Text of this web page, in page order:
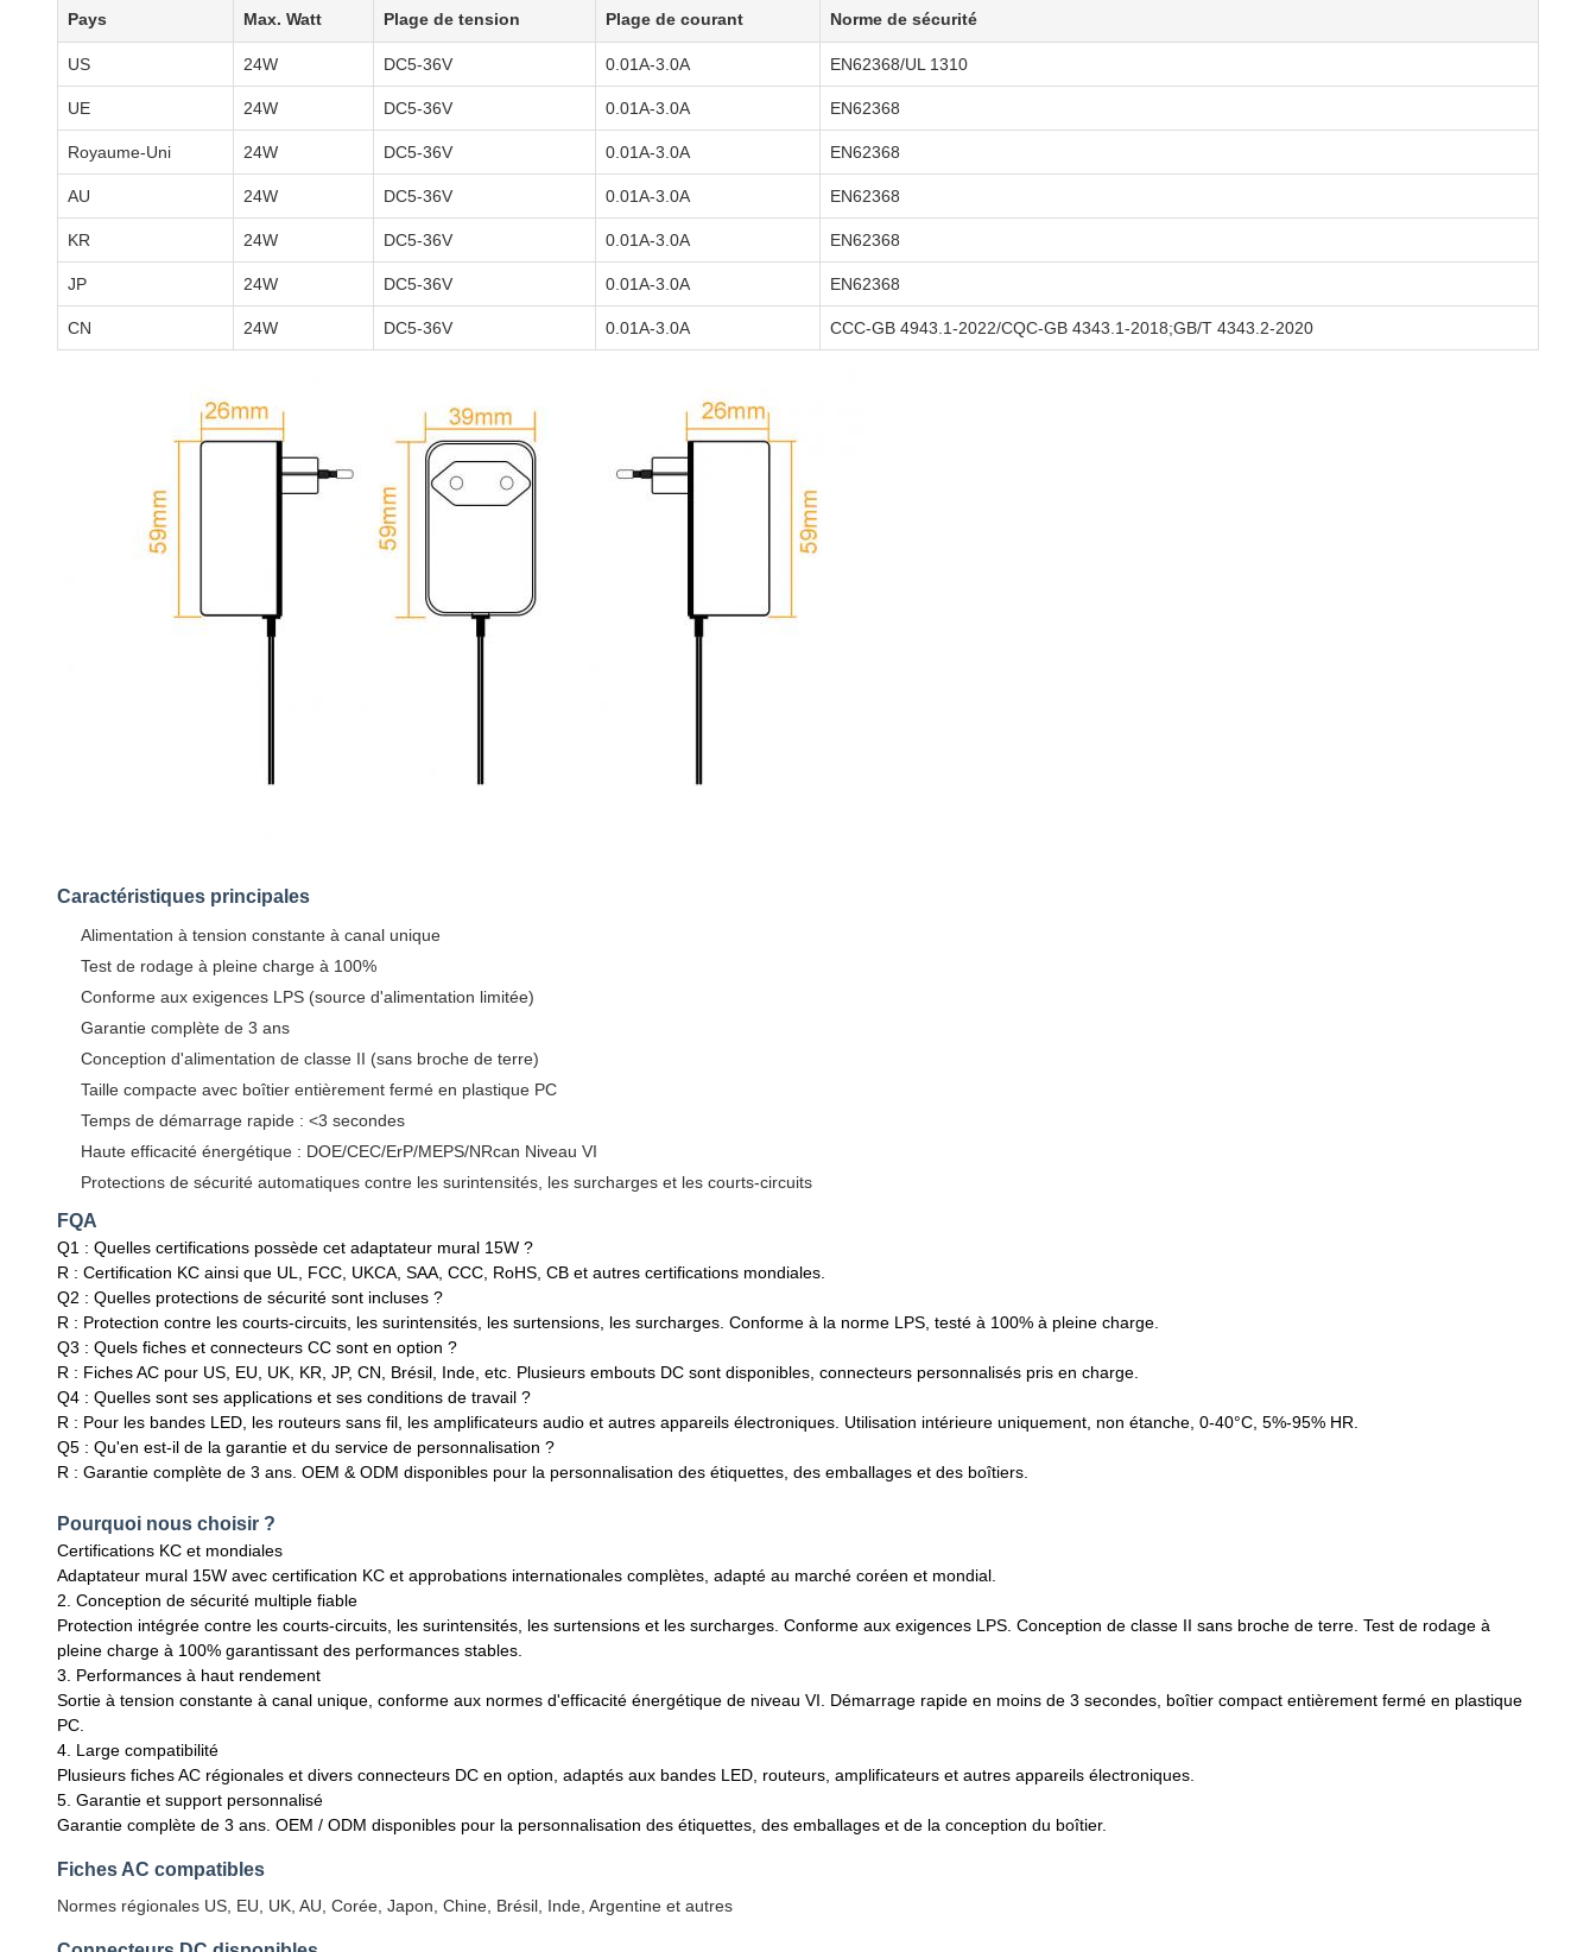
Pays Max. Watt Plage de tension Plage de courant Norme de sécurité
US 24W DC5-36V 0.01A-3.0A EN62368/UL 1310
UE 24W DC5-36V 0.01A-3.0A EN62368
Royaume-Uni 24W DC5-36V 0.01A-3.0A EN62368
AU 24W DC5-36V 0.01A-3.0A EN62368
KR 24W DC5-36V 0.01A-3.0A EN62368
JP 24W DC5-36V 0.01A-3.0A EN62368
CN 24W DC5-36V 0.01A-3.0A CCC-GB 4943.1-2022/CQC-GB 4343.1-2018;GB/T 4343.2-2020
Caractéristiques principales
Alimentation à tension constante à canal unique
Test de rodage à pleine charge à 100%
Conforme aux exigences LPS (source d'alimentation limitée)
Garantie complète de 3 ans
Conception d'alimentation de classe II (sans broche de terre)
Taille compacte avec boîtier entièrement fermé en plastique PC
Temps de démarrage rapide : <3 secondes
Haute efficacité énergétique : DOE/CEC/ErP/MEPS/NRcan Niveau VI
Protections de sécurité automatiques contre les surintensités, les surcharges et les courts-circuits
FQA
Q1 : Quelles certifications possède cet adaptateur mural 15W ?
R : Certification KC ainsi que UL, FCC, UKCA, SAA, CCC, RoHS, CB et autres certifications mondiales.
Q2 : Quelles protections de sécurité sont incluses ?
R : Protection contre les courts-circuits, les surintensités, les surtensions, les surcharges. Conforme à la norme LPS, testé à 100% à pleine charge.
Q3 : Quels fiches et connecteurs CC sont en option ?
R : Fiches AC pour US, EU, UK, KR, JP, CN, Brésil, Inde, etc. Plusieurs embouts DC sont disponibles, connecteurs personnalisés pris en charge.
Q4 : Quelles sont ses applications et ses conditions de travail ?
R : Pour les bandes LED, les routeurs sans fil, les amplificateurs audio et autres appareils électroniques. Utilisation intérieure uniquement, non étanche, 0-40°C, 5%-95% HR.
Q5 : Qu'en est-il de la garantie et du service de personnalisation ?
R : Garantie complète de 3 ans. OEM & ODM disponibles pour la personnalisation des étiquettes, des emballages et des boîtiers.
Pourquoi nous choisir ?
Certifications KC et mondiales
Adaptateur mural 15W avec certification KC et approbations internationales complètes, adapté au marché coréen et mondial.
2. Conception de sécurité multiple fiable
Protection intégrée contre les courts-circuits, les surintensités, les surtensions et les surcharges. Conforme aux exigences LPS. Conception de classe II sans broche de terre. Test de rodage à
pleine charge à 100% garantissant des performances stables.
3. Performances à haut rendement
Sortie à tension constante à canal unique, conforme aux normes d'efficacité énergétique de niveau VI. Démarrage rapide en moins de 3 secondes, boîtier compact entièrement fermé en plastique
PC.
4. Large compatibilité
Plusieurs fiches AC régionales et divers connecteurs DC en option, adaptés aux bandes LED, routeurs, amplificateurs et autres appareils électroniques.
5. Garantie et support personnalisé
Garantie complète de 3 ans. OEM / ODM disponibles pour la personnalisation des étiquettes, des emballages et de la conception du boîtier.
Fiches AC compatibles
Normes régionales US, EU, UK, AU, Corée, Japon, Chine, Brésil, Inde, Argentine et autres